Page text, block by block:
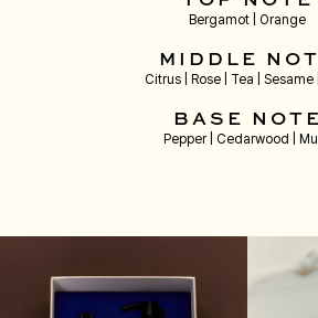
Bergamot | Orange
MIDDLE
Citrus | Rose | Tea | Sesame
BASE NOTE
Pepper | Cedarwood |